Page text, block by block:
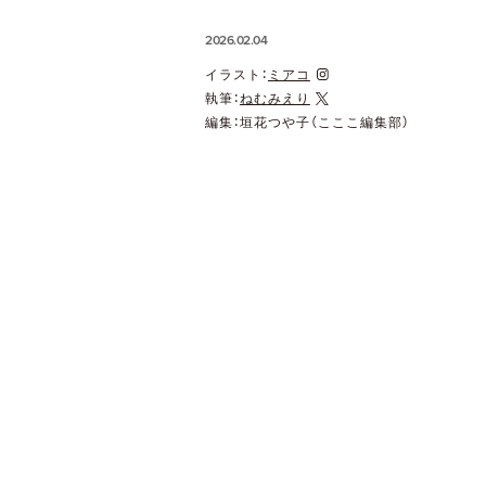
2026.02.04
イラスト： ミアコ
執筆：ねむみえり
編集：垣花つや子（こここ編集部）